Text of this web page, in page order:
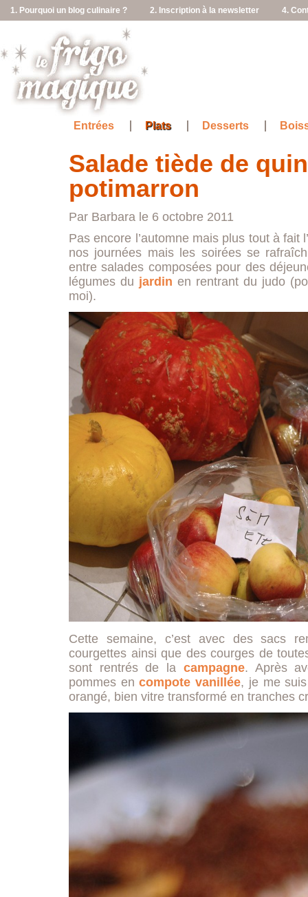
1. Pourquoi un blog culinaire ? 2. Inscription à la newsletter 4.
Entrées Plats Desserts
Salade tiède de
potimarron
Par Barbara le 6 octobre 2011
Pas encore l’automne mais plus tout à fait
nos journées mais les soirées se
entre salades composées pour des
légumes du jardin en rentrant du judo
moi).
Cette semaine, c’est avec des sacs
courgettes ainsi que des courges de
sont rentrés de la campagne. Après
pommes encompote vanillée, je me
orangé, bien vitre transformé en tranches